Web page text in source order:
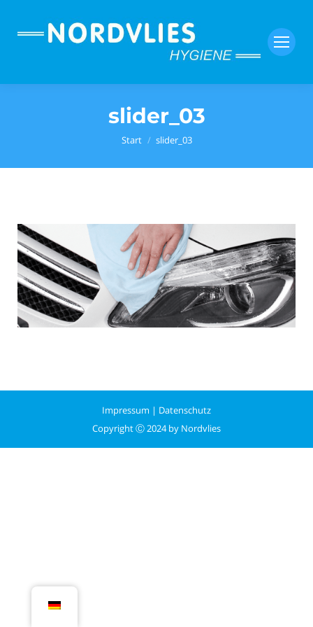
slider_03
Sie befinden sich hier:Start slider_03
Impressum | Datenschutz
Copyright Ⓒ 2024 by Nordvlies